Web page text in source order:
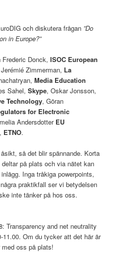
och diskutera frågan ”Do
in Europe?”
Frederic Donck,ISOC European
Zimmerman, La
Media Education
Sahel,Skype, Oskar Jonsson,
Technology, Göran
for Electronic
Andersdotter EU
ETNO.
så det blir spännande. Korta
på plats och via nätet kan
Inga tråkiga powerpoints,
praktikfall ser vi betydelsen
inte tänker på hos oss.
Transparency and net neutrality
11.00. Om du tycker att det här är
oss på plats!